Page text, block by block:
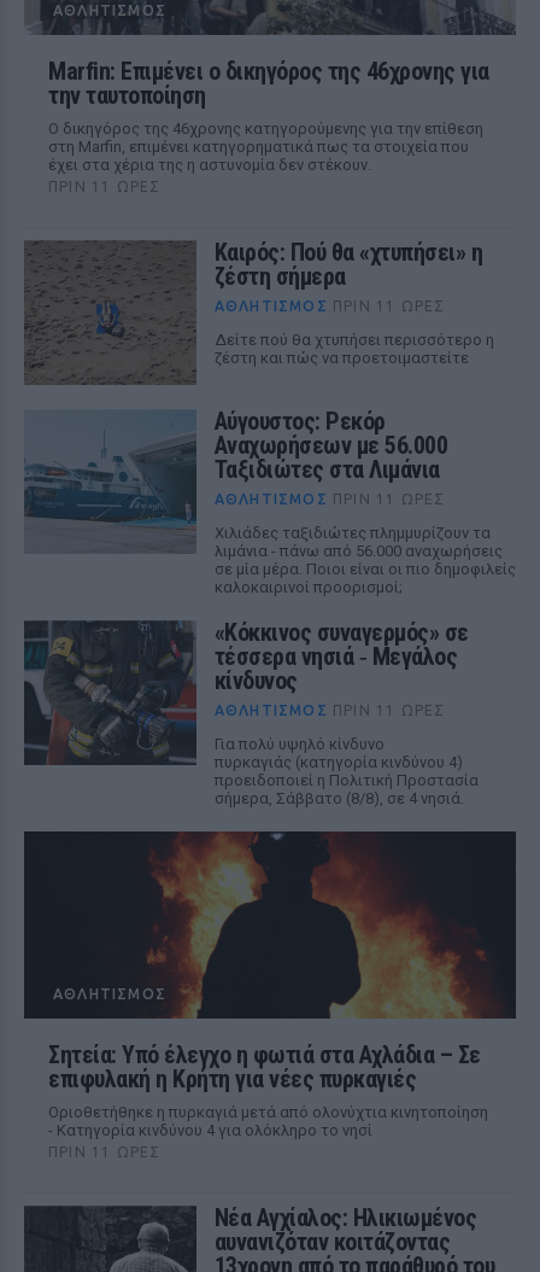
ΑΘΛΗΤΙΣΜΌΣ
Marfin: Επιμένει ο δικηγόρος της 46χρονης για
την ταυτοποίηση
Ο δικηγόρος της 46χρονης κατηγορούμενης για την επίθεση
στη Marfin, επιμένει κατηγορηματικά πως τα στοιχεία που
έχει στα χέρια της η αστυνομία δεν στέκουν.
ΠΡΙΝ 11 ΏΡΕΣ
Καιρός: Πού θα «χτυπήσει» η
ζέστη σήμερα
ΑΘΛΗΤΙΣΜΌΣ ΠΡΙΝ 11 ΏΡΕΣ
Δείτε πού θα χτυπήσει περισσότερο η
ζέστη και πώς να προετοιμαστείτε
Αύγουστος: Ρεκόρ
Αναχωρήσεων με 56.000
Ταξιδιώτες στα Λιμάνια
ΑΘΛΗΤΙΣΜΌΣ ΠΡΙΝ 11 ΏΡΕΣ
Χιλιάδες ταξιδιώτες πλημμυρίζουν τα
λιμάνια - πάνω από 56.000 αναχωρήσεις
σε μία μέρα. Ποιοι είναι οι πιο δημοφιλείς
καλοκαιρινοί προορισμοί;
«Κόκκινος συναγερμός» σε
τέσσερα νησιά ‑ Μεγάλος
κίνδυνος
ΑΘΛΗΤΙΣΜΌΣ ΠΡΙΝ 11 ΏΡΕΣ
Για πολύ υψηλό κίνδυνο
πυρκαγιάς (κατηγορία κινδύνου 4)
προειδοποιεί η Πολιτική Προστασία
σήμερα, Σάββατο (8/8), σε 4 νησιά.
ΑΘΛΗΤΙΣΜΌΣ
Σητεία: Υπό έλεγχο η φωτιά στα Αχλάδια – Σε
επιφυλακή η Κρήτη για νέες πυρκαγιές
Οριοθετήθηκε η πυρκαγιά μετά από ολονύχτια κινητοποίηση
- Κατηγορία κινδύνου 4 για ολόκληρο το νησί
ΠΡΙΝ 11 ΏΡΕΣ
Νέα Αγχίαλος: Ηλικιωμένος
αυνανιζόταν κοιτάζοντας
13χρονη από το παράθυρό του